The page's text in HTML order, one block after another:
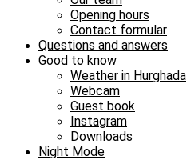
Opening hours
Contact formular
Questions and answers
Good to know
Weather in Hurghada
Webcam
Guest book
Instagram
Downloads
Night Mode